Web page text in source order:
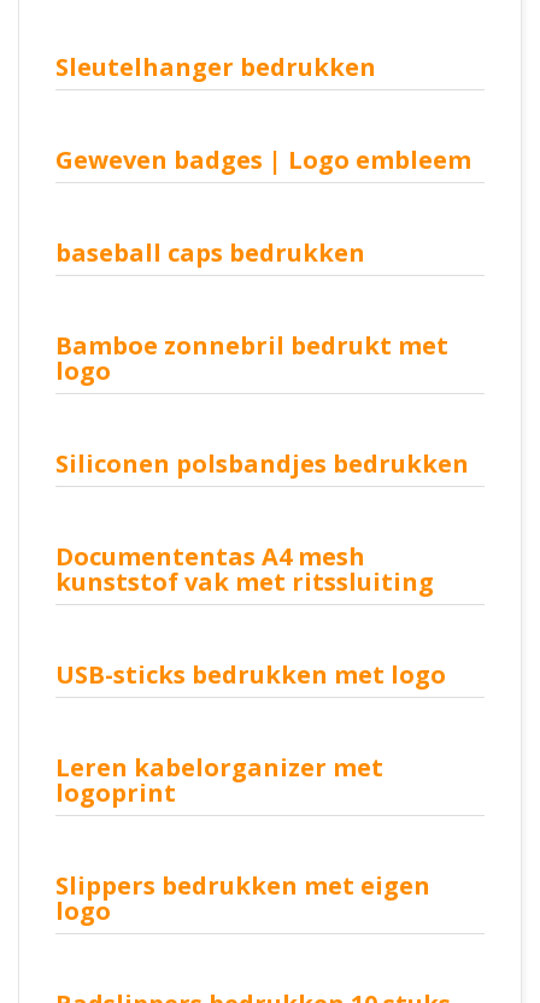
Sleutelhanger bedrukken
Geweven badges | Logo embleem
baseball caps bedrukken
Bamboe zonnebril bedrukt met
logo
Siliconen polsbandjes bedrukken
Documententas A4 mesh
kunststof vak met ritssluiting
USB-sticks bedrukken met logo
Leren kabelorganizer met
logoprint
Slippers bedrukken met eigen
logo